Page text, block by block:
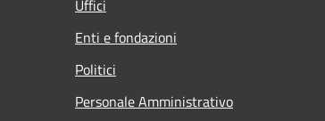
Uffici
Enti e fondazioni
Politici
Personale Amministrativo